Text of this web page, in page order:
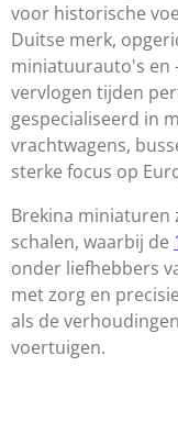
voor historische
Duitse merk,
miniatuurauto's en
vervlogen tijden
gespecialiseerd in
vrachtwagens,
sterke focus op
Brekina miniaturen
schalen, waarbij de
onder liefhebbers
met zorg en
als de
voertuigen.